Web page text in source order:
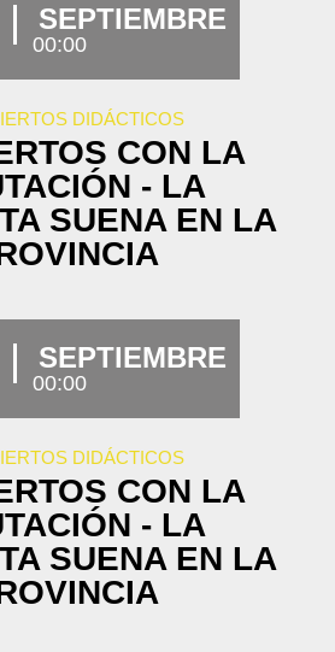
SEPTIEMBRE
00:00
DIDÁCTICOS
CON LA
- LA
SUENA EN LA
SEPTIEMBRE
00:00
DIDÁCTICOS
CON LA
- LA
SUENA EN LA